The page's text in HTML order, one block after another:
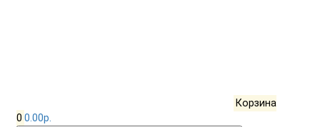
Корзина
0 0.00р.